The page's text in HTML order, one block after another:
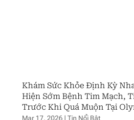
Khám Sức Khỏe Định Kỳ
Hiện Sớm Bệnh Tim Mạch,
Trước Khi Quá Muộn Tại
Mar 17, 2026| Tin Nổi Bật